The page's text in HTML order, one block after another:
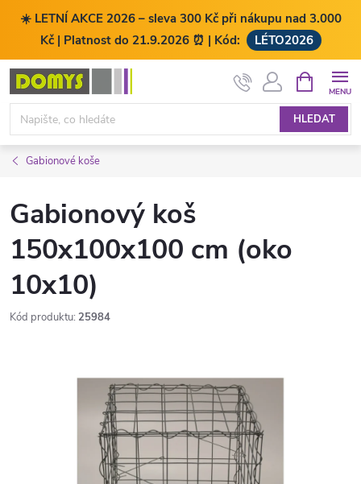
☀️ LETNÍ AKCE 2026 – sleva 300 Kč při nákupu nad 3.000
Kč | Platnost do 21.9.2026 ⏰ | Kód:
LÉTO2026
Přejít
obsah
HLEDAT
NÁKUPNÍ
KOŠÍK
Gabionové koše
Gabionový koš
150x100x100 cm (oko
10x10)
Kód produktu: 25984